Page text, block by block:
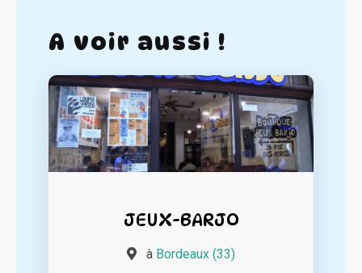
A voir aussi !
JEUX-BARJO
à Bordeaux (33)